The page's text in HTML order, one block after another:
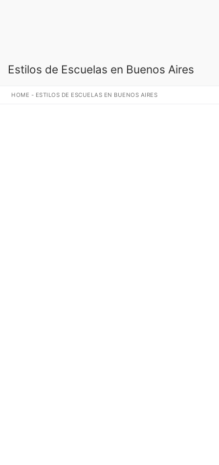
Estilos de Escuelas en Buenos Aires
HOME - ESTILOS DE ESCUELAS EN BUENOS AIRES